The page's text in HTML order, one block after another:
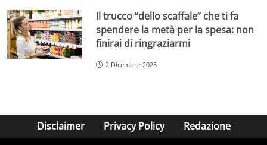
Il trucco “dello scaffale” che ti fa
spendere la metà per la spesa: non
finirai di ringraziarmi
2 Dicembre 2025
Disclaimer Privacy Policy Redazione